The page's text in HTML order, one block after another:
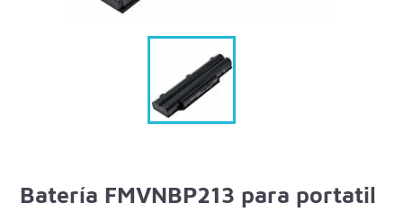
Batería FMVNBP213 para portatil